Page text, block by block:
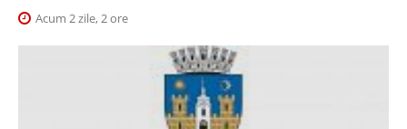
Acum 2 zile, 2 ore